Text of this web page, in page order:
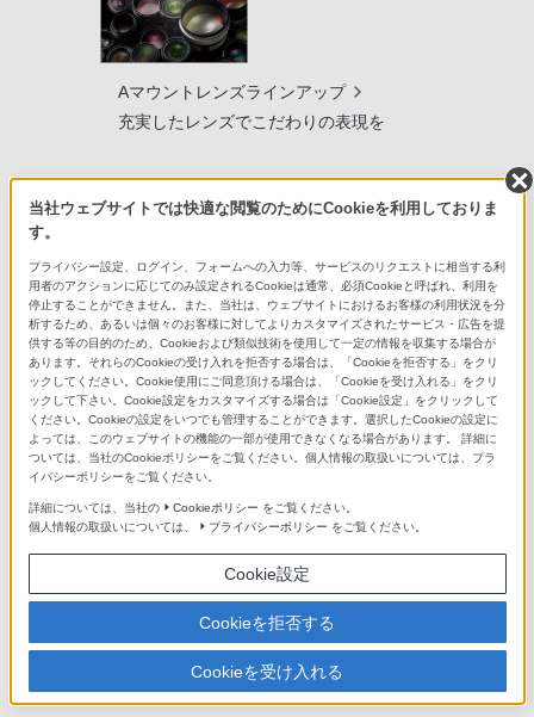
Aマウントレンズラインアップ
充実したレンズでこだわりの表現を
ソニーのEマウントレンズ
レンズを交換して、今まで撮れなかっ
た写真を撮影しよう
ソニーの直営店「ソニーストア」では、オリジナル商品、長期保証な
ど豊富なサービスや特典をご提供しています。
ソニーストアお買い物情報
当社ウェブサイトでは快適な閲覧のためにCookieを利用しておりま
す。
プライバシー設定、ログイン、フォームへの入力等、サービスのリクエストに相当する利
用者のアクションに応じてのみ設定されるCookieは通常、必須Cookieと呼ばれ、利用を
停止することができません。また、当社は、ウェブサイトにおけるお客様の利用状況を分
析するため、あるいは個々のお客様に対してよりカスタマイズされたサービス・広告を提
供する等の目的のため、Cookieおよび類似技術を使用して一定の情報を収集する場合が
あります。それらのCookieの受け入れを拒否する場合は、「Cookieを拒否する」をクリ
ックしてください。Cookie使用にご同意頂ける場合は、「Cookieを受け入れる」をクリ
ックして下さい。Cookie設定をカスタマイズする場合は「Cookie設定」をクリックして
ください。Cookieの設定をいつでも管理することができます。選択したCookieの設定に
よっては、このウェブサイトの機能の一部が使用できなくなる場合があります。 詳細に
ついては、当社のCookieポリシーをご覧ください。個人情報の取扱いについては、プラ
イバシーポリシーをご覧ください。
詳細については、当社の Cookieポリシー をご覧ください。
個人情報の取扱いについては、
プライバシーポリシー をご覧ください。
Cookie設定
Cookieを拒否する
Cookieを受け入れる